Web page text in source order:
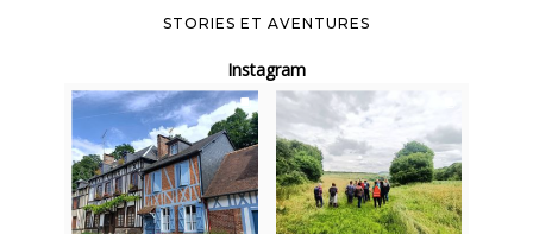
STORIES ET AVENTURES
Instagram